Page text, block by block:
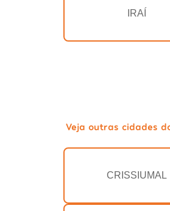
IRAÍ
Veja outras cidades
CRISSIUMAL